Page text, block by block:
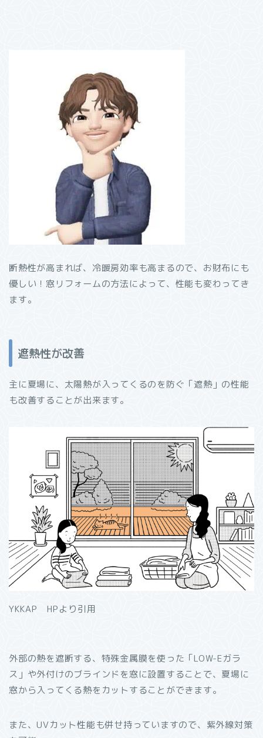
断熱性が高まれば、冷暖房効率も高まるので、お財布にも
優しい！窓リフォームの方法によって、性能も変わってき
ます。
遮熱性が改善
主に夏場に、太陽熱が入ってくるのを防ぐ「遮熱」の性能
も改善することが出来ます。
YKKAP HPより引用
外部の熱を遮断する、特殊金属膜を使った「LOW-Eガラ
ス」や外付けのブラインドを窓に設置することで、夏場に
窓から入ってくる熱をカットすることができます。
また、UVカット性能も併せ持っていますので、紫外線対策